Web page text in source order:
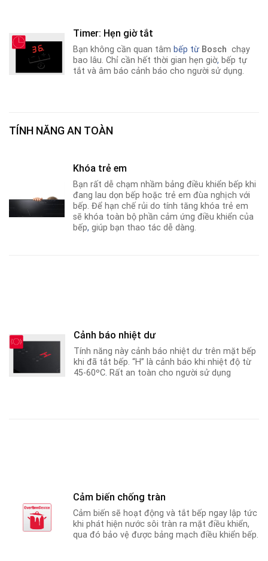
Timer: Hẹn giờ tắt
Bạn không cần quan tâm bếp từ Bosch chạy
bao lâu. Chỉ cần hết thời gian hẹn giờ, bếp tự
tắt và âm báo cảnh báo cho người sử dụng.
TÍNH NĂNG AN TOÀN
Khóa trẻ em
Bạn rất dễ chạm nhầm bảng điều khiển bếp khi
đang lau dọn bếp hoặc trẻ em đùa nghịch với
bếp. Để hạn chế rủi do tính tăng khóa trẻ em
sẽ khóa toàn bộ phần cảm ứng điều khiển của
bếp, giúp bạn thao tác dễ dàng.
Cảnh báo nhiệt dư
Tính năng này cảnh báo nhiệt dư trên mặt bếp
khi đã tắt bếp. “H” là cảnh báo khi nhiệt độ từ
45-60ºC. Rất an toàn cho người sử dụng
Cảm biến chống tràn
Cảm biến sẽ hoạt động và tắt bếp ngay lập tức
khi phát hiện nước sôi tràn ra mặt điều khiển,
qua đó bảo vệ được bảng mạch điều khiển bếp.